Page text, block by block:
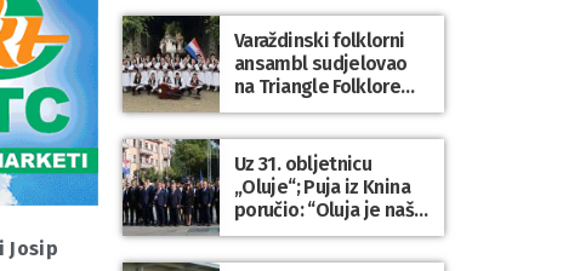
Josip
Varaždinski folklorni
ansambl sudjelovao
na Triangle Folklore
Festivalu u Danskoj
Uz 31. obljetnicu
„Oluje“; Puja iz Knina
poručio: “Oluja je naša
najveća pobjeda,
simbol slobode i